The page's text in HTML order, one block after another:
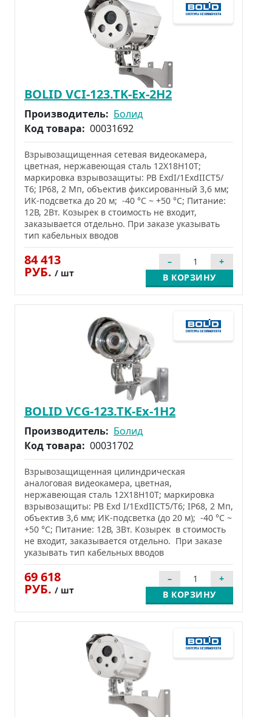
BOLID VCI-123.TK-Ex-2Н2
Производитель: Болид
Код товара: 00031692
Взрывозащищенная сетевая видеокамера,
цветная, нержавеющая сталь 12Х18Н10Т;
маркировка взрывозащиты: РВ ExdI/1ExdIICT5/
Т6; IP68, 2 Мп, объектив фиксированный 3,6 мм;
ИК-подсветка до 20 м; -40 °C ~ +50 °C; Питание:
12В, 2Вт. Козырек в стоимость не входит,
заказывается отдельно. При заказе указывать
тип кабельных вводов
84 413
РУБ. / шт В КОРЗИНУ
BOLID VCG-123.TK-Ex-1Н2
Производитель: Болид
Код товара: 00031702
Взрывозащищенная цилиндрическая
аналоговая видеокамера, цветная,
нержавеющая сталь 12Х18Н10Т; маркировка
взрывозащиты: РВ Exd I/1ExdIICТ5/Т6; IP68, 2 Мп,
объектив 3,6 мм; ИК-подсветка (до 20 м); -40 °C ~
+50 °C; Питание: 12В, 3Вт. Козырек в стоимость
не входит, заказывается отдельно. При заказе
указывать тип кабельных вводов
69 618
РУБ. / шт В КОРЗИНУ